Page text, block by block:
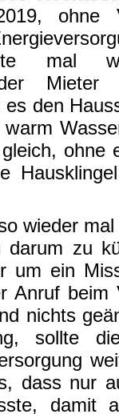
ohne
mal
der
den
ohne
wieder
darum zu
um ein
Anruf beim
nichts
sollte
dass nur
damit